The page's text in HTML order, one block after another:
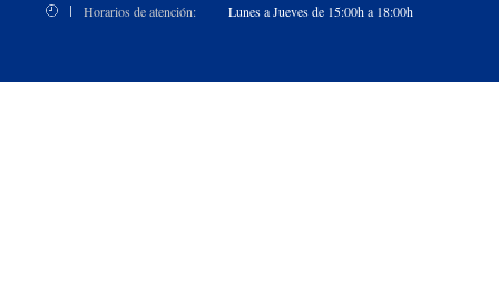
Horarios de atención:
Lunes a Jueves de 15:00h a 18:00h